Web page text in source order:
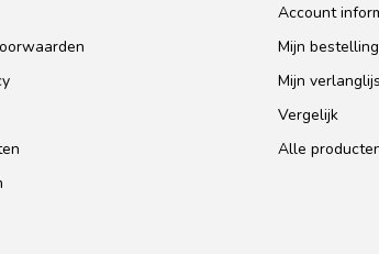
Account
Mijn
Mijn
Vergelijk
Alle